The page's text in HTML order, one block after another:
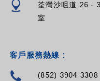
荃灣沙咀道 26 -
室
客戶服務熱線 :
(852) 3904 3308